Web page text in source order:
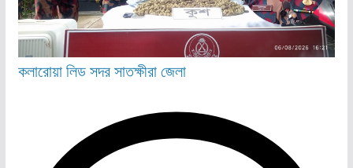
কলারোয়ালিডসদরসাতক্ষীরা জেলা